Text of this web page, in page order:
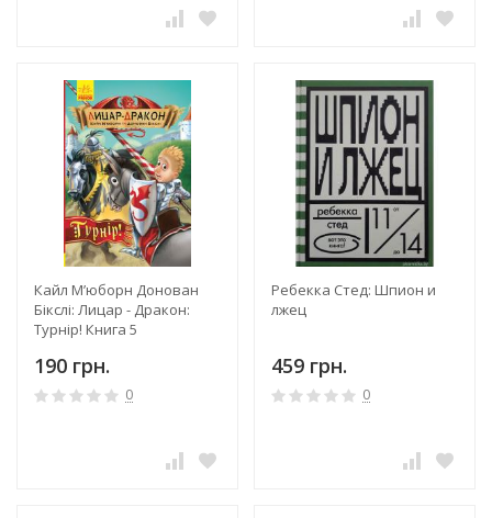
Кайл М’юборн Донован
Бікслі: Лицар - Дракон:
Турнір! Книга 5
190 грн.
0
Ребекка Стед: Шпион и
лжец
459 грн.
0